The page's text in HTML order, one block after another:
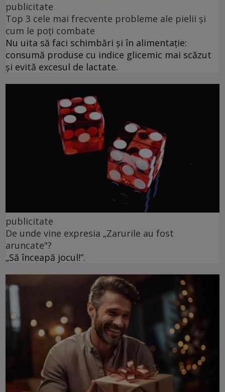
publicitate
Top 3 cele mai frecvente probleme ale pielii și
cum le poți combate
Nu uita să faci schimbări și în alimentație:
consumă produse cu indice glicemic mai scăzut
și evită excesul de lactate.
publicitate
De unde vine expresia „Zarurile au fost
aruncate"?
„Să înceapă jocul!”.